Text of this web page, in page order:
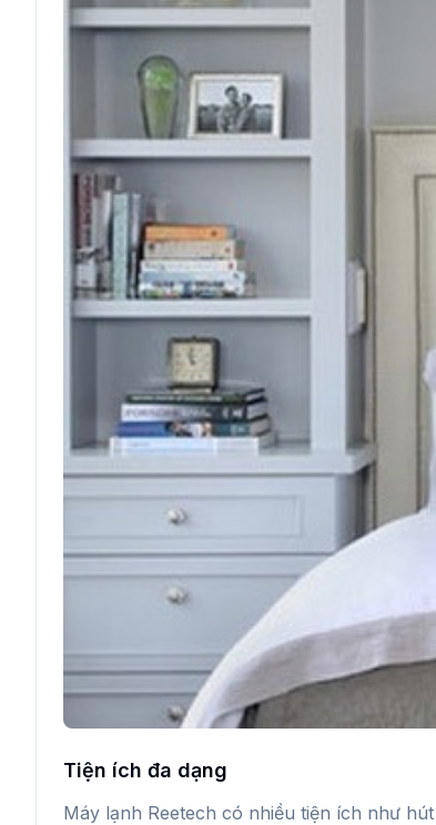
Tiện ích đa dạng
Máy lạnh Reetech có nhiều tiện ích như